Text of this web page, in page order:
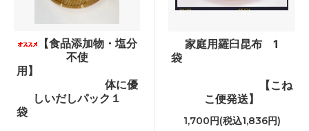
【食品添加物・塩分
不使
用】
体に優
しいだしパック１
袋
家庭用羅臼昆布 1
袋
【こね
こ便発送】
1,700円(税込1,836円)